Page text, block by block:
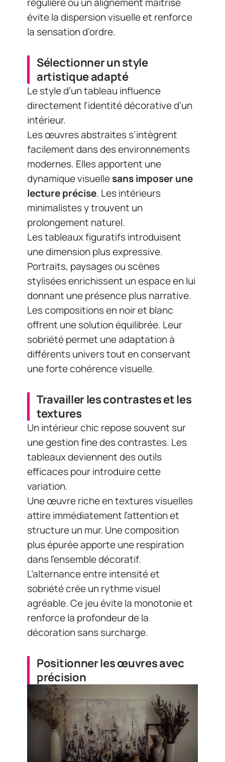
régulière ou un alignement maîtrisé
évite la dispersion visuelle et renforce
la sensation d’ordre.
Sélectionner un style
artistique adapté
Le style d’un tableau influence
directement l’identité décorative d’un
intérieur.
Les œuvres abstraites s’intègrent
facilement dans des environnements
modernes. Elles apportent une
dynamique visuellesans imposer une
lecture précise. Les intérieurs
minimalistes y trouvent un
prolongement naturel.
Les tableaux figuratifs introduisent
une dimension plus expressive.
Portraits, paysages ou scènes
stylisées enrichissent un espace en lui
donnant une présence plus narrative.
Les compositions en noir et blanc
offrent une solution équilibrée. Leur
sobriété permet une adaptation à
différents univers tout en conservant
une forte cohérence visuelle.
Travailler les contrastes et les
textures
Un intérieur chic repose souvent sur
une gestion fine des contrastes. Les
tableaux deviennent des outils
efficaces pour introduire cette
variation.
Une œuvre riche en textures visuelles
attire immédiatement l’attention et
structure un mur. Une composition
plus épurée apporte une respiration
dans l’ensemble décoratif.
L’alternance entre intensité et
sobriété crée un rythme visuel
agréable. Ce jeu évite la monotonie et
renforce la profondeur de la
décoration sans surcharge.
Positionner les œuvres avec
précision